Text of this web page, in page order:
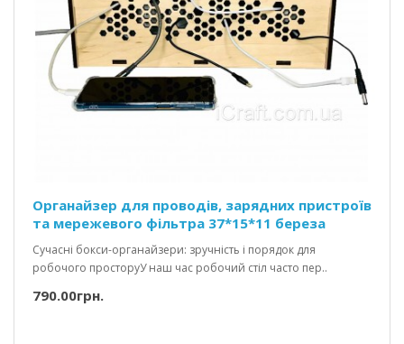
Органайзер для проводів, зарядних пристроїв
та мережевого фільтра 37*15*11 береза
Сучасні бокси-органайзери: зручність і порядок для
робочого просторуУ наш час робочий стіл часто пер..
790.00грн.